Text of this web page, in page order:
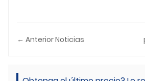
← Anterior Noticias